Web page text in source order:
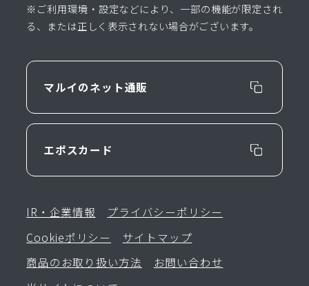
※ご利用環境・設定などにより、一部の機能が限定され
る、または正しく表示されない場合がございます。
マルイのネット通販
エポスカード
IR・企業情報
プライバシーポリシー
Cookieポリシー
サイトマップ
商品のお取り扱い方法
お問い合わせ